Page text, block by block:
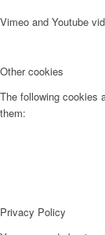
Vimeo and Youtube
Other cookies
The following cookies
them:
Privacy Policy